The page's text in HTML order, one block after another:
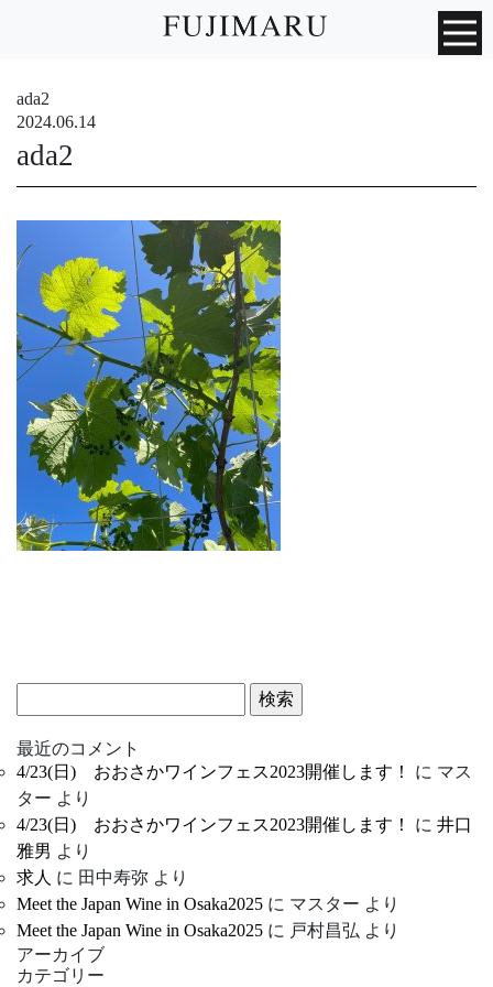
ada2
2024.06.14
ada2
索:
最近のコメント
4/23(日) おおさかワインフェス2023開催します！
に マス
ター より
4/23(日) おおさかワインフェス2023開催します！
に 井口
雅男 より
求人 に 田中寿弥 より
Meet the Japan Wine in Osaka2025 に マスター より
Meet the Japan Wine in Osaka2025 に 戸村昌弘 より
アーカイブ
カテゴリー